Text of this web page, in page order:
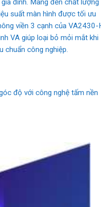
đình. Mang đến chất lượng
suất màn hình được tối ưu
viền 3 cạnh của VA2430-
VA giúp loại bỏ mỏi mắt khi
chuẩn công nghiệp.
độ với công nghệ tấm nền